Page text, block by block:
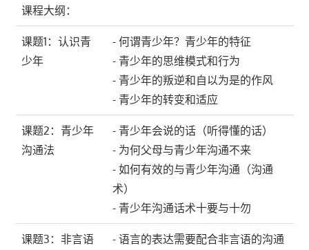
课程大纲：
课题1：认识青
少年
- 何谓青少年？青少年的特征
- 青少年的思维模式和行为
- 青少年的叛逆和自以为是的作风
- 青少年的转变和适应
课题2：青少年
沟通法
- 青少年会说的话（听得懂的话）
- 为何父母与青少年沟通不来
- 如何有效的与青少年沟通（沟通
术）
- 青少年沟通话术十要与十勿
课题3：非言语
- 语言的表达需要配合非言语的沟通